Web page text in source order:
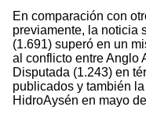
En comparación con
previamente, la noticia
(1.691) superó en un
al conflicto entre Anglo
Disputada (1.243) en
publicados y también
HidroAysén en mayo